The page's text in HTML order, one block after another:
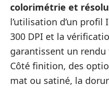
colorimétrie et
l’utilisation d’un profil
300 DPI et la
garantissent un
Côté finition, des
mat ou satiné, la